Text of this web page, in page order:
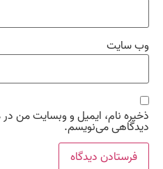
وب‌ سایت
ذخیره نام، ایمیل و وبسایت من در
دیدگاهی می‌نویسم.